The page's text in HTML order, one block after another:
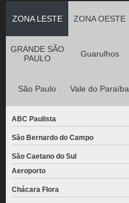
ZONA LESTE ZONA OESTE
GRANDE SÃO
PAULO
Guarulhos
São Paulo Vale do Paraíba
ABC Paulista
São Bernardo do Campo
São Caetano do Sul
Aeroporto
Chácara Flora